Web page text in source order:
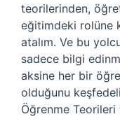
teorilerinden,
eğitimdeki rolüne
atalım. Ve bu
sadece bilgi
aksine her bir
olduğunu
Öğrenme Teorileri